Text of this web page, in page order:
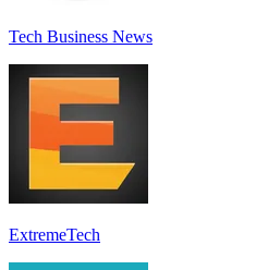
Tech Business News
ExtremeTech